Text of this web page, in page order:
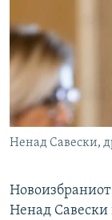
Ненад Савески,
Ненад